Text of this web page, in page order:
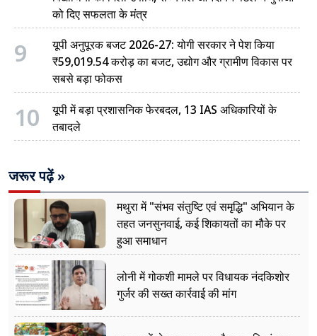
को दिए सफलता के मंत्र
9
यूपी अनुपूरक बजट 2026-27: योगी सरकार ने पेश किया
₹59,019.54 करोड़ का बजट, उद्योग और ग्रामीण विकास पर
सबसे बड़ा फोकस
10
यूपी में बड़ा प्रशासनिक फेरबदल, 13 IAS अधिकारियों के
तबादले
जरूर पढ़ें »
मथुरा में "संभव संतुष्टि एवं समृद्धि" अभियान के
तहत जनसुनवाई, कई शिकायतों का मौके पर
हुआ समाधान
लोनी में गोकशी मामले पर विधायक नंदकिशोर
गुर्जर की सख्त कार्रवाई की मांग